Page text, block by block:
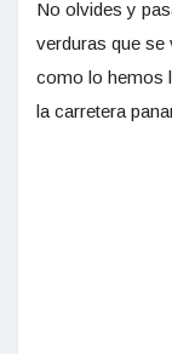
No olvides y
verduras que se
como lo hemos
la carretera